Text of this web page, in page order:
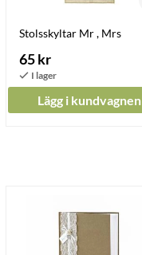
Stolsskyltar Mr , Mrs
65 kr
Lägg i kundvagnen